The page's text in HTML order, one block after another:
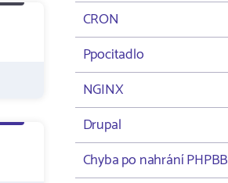
CRON
Ppocitadlo
NGINX
Drupal
Chyba po nahrání PHPBB